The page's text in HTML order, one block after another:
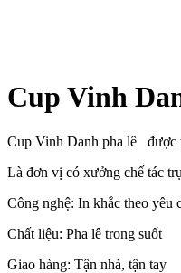
Cup Vinh
Cup Vinh Danh pha lê được
Là đơn vị có xưởng chế tác
Công nghệ: In khắc theo yêu
Chất liệu: Pha lê trong suốt
Giao hàng: Tận nhà, tận tay